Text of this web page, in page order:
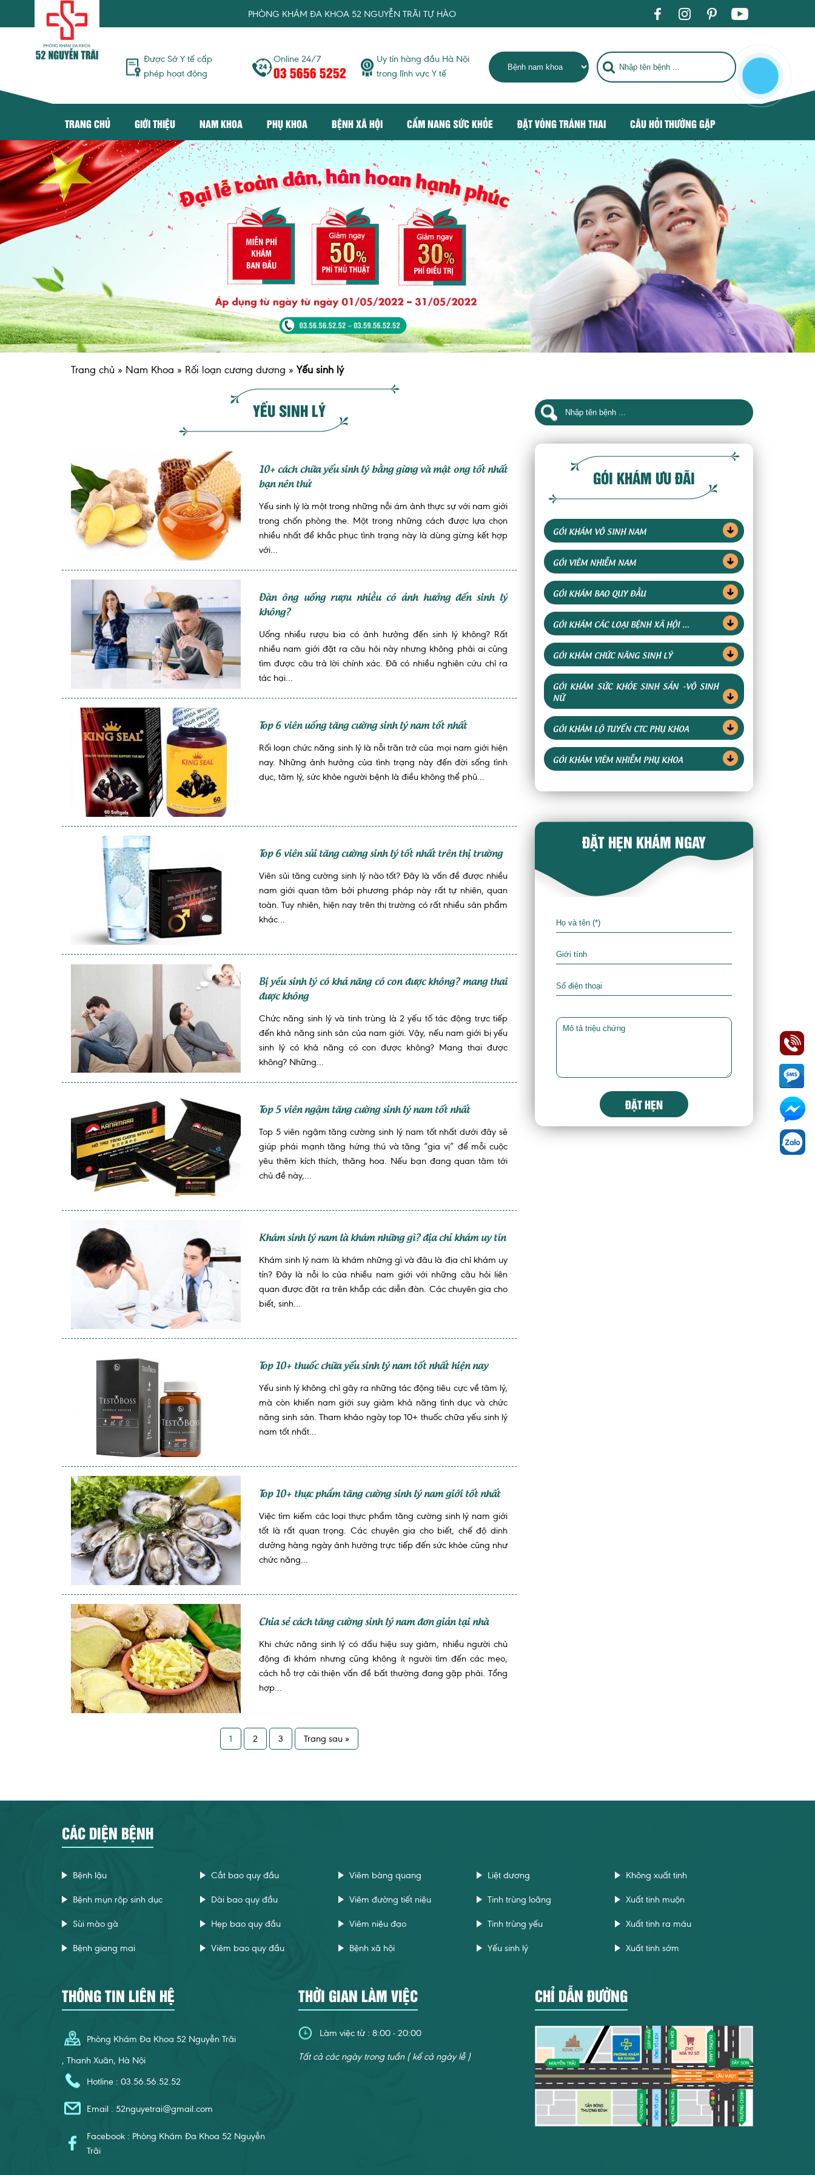
PHÒNG KHÁM ĐA KHOA 52 NGUYỄN TRÃI TỰ HÀO MANG TỚI DỊCH VỤ KHÁM CHỮA BỆNH TIÊU CHUẨN QUỐC TẾ, TRỞ THÀNH ĐỊA CHỈ CHĂM
Được Sở Y tế cấp
phép hoạt động
Online 24/7
03 5656 5252
Uy tín hàng đầu Hà Nội
trong lĩnh vực Y tế
TRANG CHỦ GIỚI THIỆU NAM KHOA PHỤ KHOA BỆNH XÃ HỘI CẨM NANG SỨC KHỎE ĐẶT VÒNG TRÁNH THAI CÂU HỎI THƯỜNG GẶP
Trang chủ » Nam Khoa » Rối loạn cương dương » Yếu sinh lý
YẾU SINH LÝ
10+ cách chữa yếu sinh lý bằng gừng và mật ong tốt nhất
bạn nên thử
Yếu sinh lý là một trong những nỗi ám ảnh thực sự với nam giới
trong chốn phòng the. Một trong những cách được lựa chọn
nhiều nhất để khắc phục tình trạng này là dùng gừng kết hợp
với...
Đàn ông uống rượu nhiều có ảnh hưởng đến sinh lý
không?
Uống nhiều rượu bia có ảnh hưởng đến sinh lý không? Rất
nhiều nam giới đặt ra câu hỏi này nhưng không phải ai cũng
tìm được câu trả lời chính xác. Đã có nhiều nghiên cứu chỉ ra
tác hại...
Top 6 viên uống tăng cường sinh lý nam tốt nhất
Rối loạn chức năng sinh lý là nỗi trăn trở của mọi nam giới hiện
nay. Những ảnh hưởng của tình trạng này đến đời sống tình
dục, tâm lý, sức khỏe người bệnh là điều không thể phủ...
Top 6 viên sủi tăng cường sinh lý tốt nhất trên thị trường
Viên sủi tăng cường sinh lý nào tốt? Đây là vấn đề được nhiều
nam giới quan tâm bởi phương pháp này rất tự nhiên, quan
toàn. Tuy nhiên, hiện nay trên thị trường có rất nhiều sản phẩm
khác...
Bị yếu sinh lý có khả năng có con được không? mang thai
được không
Chức năng sinh lý và tinh trùng là 2 yếu tố tác động trực tiếp
đến khả năng sinh sản của nam giới. Vậy, nếu nam giới bị yếu
sinh lý có khả năng có con được không? Mang thai được
không? Những...
Top 5 viên ngậm tăng cường sinh lý nam tốt nhất
Top 5 viên ngậm tăng cường sinh lý nam tốt nhất dưới đây sẽ
giúp phái mạnh tăng hứng thú và tăng “gia vị” để mỗi cuộc
yêu thêm kích thích, thăng hoa. Nếu bạn đang quan tâm tới
chủ đề này,...
Khám sinh lý nam là khám những gì? địa chỉ khám uy tín
Khám sinh lý nam là khám những gì và đâu là địa chỉ khám uy
tín? Đây là nỗi lo của nhiều nam giới với những câu hỏi liên
quan được đặt ra trên khắp các diễn đàn. Các chuyên gia cho
biết, sinh...
Top 10+ thuốc chữa yếu sinh lý nam tốt nhất hiện nay
Yếu sinh lý không chỉ gây ra những tác động tiêu cực về tâm lý,
mà còn khiến nam giới suy giảm khả năng tình dục và chức
năng sinh sản. Tham khảo ngày top 10+ thuốc chữa yếu sinh lý
nam tốt nhất...
Top 10+ thực phẩm tăng cường sinh lý nam giới tốt nhất
Việc tìm kiếm các loại thực phẩm tăng cường sinh lý nam giới
tốt là rất quan trọng. Các chuyên gia cho biết, chế độ dinh
dưỡng hàng ngày ảnh hưởng trực tiếp đến sức khỏe cũng như
chức năng...
Chia sẻ cách tăng cường sinh lý nam đơn giản tại nhà
Khi chức năng sinh lý có dấu hiệu suy giảm, nhiều người chủ
động đi khám nhưng cũng không ít người tìm đến các mẹo,
cách hỗ trợ cải thiện vấn đề bất thường đang gặp phải. Tổng
hợp...
1 2 3 Trang sau »
GÓI KHÁM ƯU ĐÃI
GÓI KHÁM VÔ SINH NAM
GÓI VIÊM NHIỄM NAM
GÓI KHÁM BAO QUY ĐẦU
GÓI KHÁM CÁC LOẠI BỆNH XÃ HỘI ...
GÓI KHÁM CHỨC NĂNG SINH LÝ
GÓI KHÁM SỨC KHỎE SINH SẢN -VÔ SINH
NỮ
GÓI KHÁM LỘ TUYẾN CTC PHỤ KHOA
GÓI KHÁM VIÊM NHIỄM PHỤ KHOA
ĐẶT HẸN KHÁM NGAY
ĐẶT HẸN
CÁC DIỆN BỆNH
Bệnh lậu
Bệnh mụn rộp sinh dục
Sùi mào gà
Bệnh giang mai
Cắt bao quy đầu
Dài bao quy đầu
Hẹp bao quy đầu
Viêm bao quy đầu
Viêm bàng quang
Viêm đường tiết niệu
Viêm niệu đạo
Bệnh xã hội
Liệt dương
Tinh trùng loãng
Tinh trùng yếu
Yếu sinh lý
Không xuất tinh
Xuất tinh muộn
Xuất tinh ra máu
Xuất tinh sớm
THÔNG TIN LIÊN HỆ
Phòng Khám Đa Khoa 52 Nguyễn Trãi
, Thanh Xuân, Hà Nội
Hotline : 03.56.56.52.52
Email : 52nguyetrai@gmail.com
Facebook : Phòng Khám Đa Khoa 52 Nguyễn
Trãi
THỜI GIAN LÀM VIỆC
Làm việc từ : 8:00 - 20:00
Tất cả các ngày trong tuần ( kể cả ngày lễ )
CHỈ DẪN ĐƯỜNG